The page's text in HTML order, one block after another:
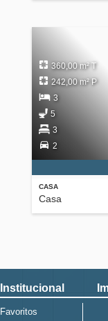
CASA
Casa
360,00 m² T
242,00 m² P
3
5
3
2
Institucional
Favoritos